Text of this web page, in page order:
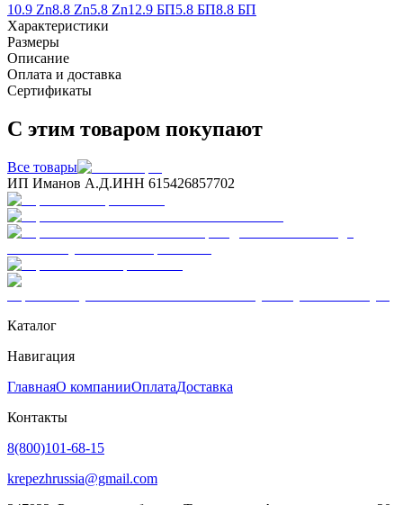
10.9 Zn8.8 Zn5.8 Zn12.9 БП5.8 БП8.8 БП
Характеристики
Размеры
Описание
Оплата и доставка
Сертификаты
С этим товаром покупают
Все товары
ИП Иманов А.Д.ИНН 615426857702
Каталог
Навигация
ГлавнаяО компанииОплатаДоставка
Контакты
8(800)101-68-15
krepezhrussia@gmail.com